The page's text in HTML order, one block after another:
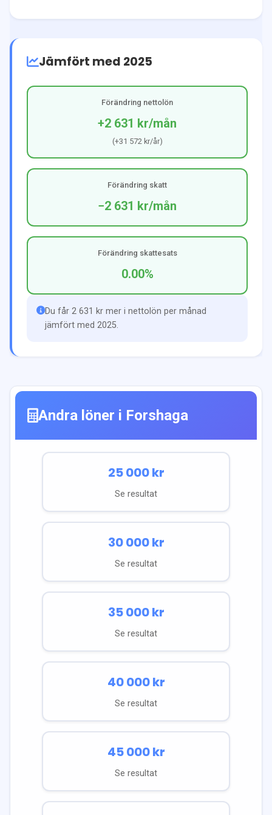
Jämfört med 2025
Förändring nettolön
+2 631 kr/mån
(+31 572 kr/år)
Förändring skatt
−2 631 kr/mån
Förändring skattesats
0.00%
Du får 2 631 kr mer i nettolön per månad
jämfört med 2025.
Andra löner i Forshaga
25 000kr
Se resultat
30 000kr
Se resultat
35 000kr
Se resultat
40 000kr
Se resultat
45 000kr
Se resultat